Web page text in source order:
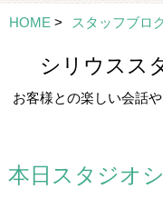
HOME > スタッフブロ
シリウスス
お客様との楽しい会話
本日スタジオ